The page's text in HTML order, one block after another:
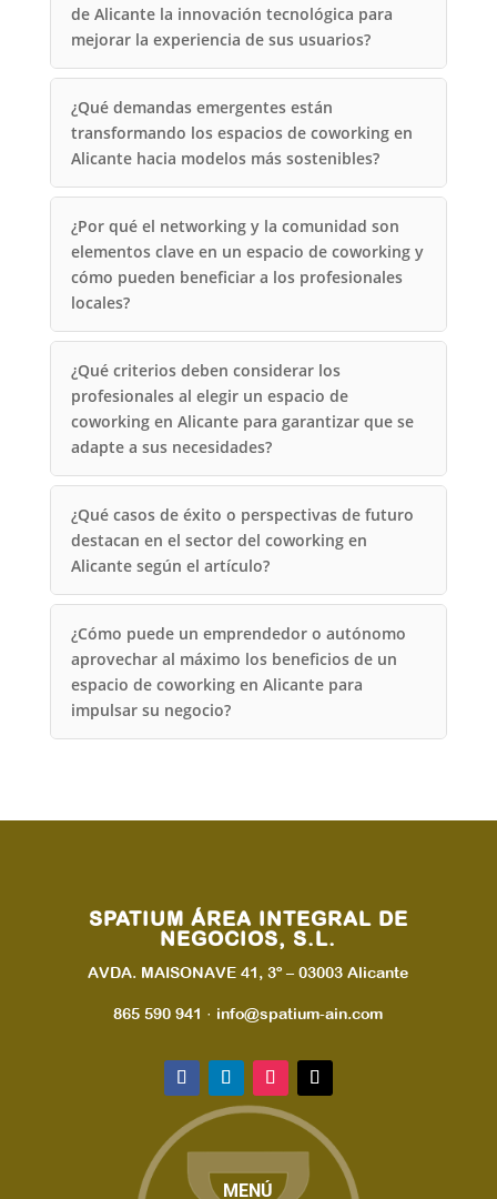
de Alicante la innovación tecnológica para
mejorar la experiencia de sus usuarios?
¿Qué demandas emergentes están
transformando los espacios de coworking en
Alicante hacia modelos más sostenibles?
¿Por qué el networking y la comunidad son
elementos clave en un espacio de coworking y
cómo pueden beneficiar a los profesionales
locales?
¿Qué criterios deben considerar los
profesionales al elegir un espacio de
coworking en Alicante para garantizar que se
adapte a sus necesidades?
¿Qué casos de éxito o perspectivas de futuro
destacan en el sector del coworking en
Alicante según el artículo?
¿Cómo puede un emprendedor o autónomo
aprovechar al máximo los beneficios de un
espacio de coworking en Alicante para
impulsar su negocio?
SPATIUM ÁREA INTEGRAL DE
NEGOCIOS, S.L.
AVDA. MAISONAVE 41, 3º – 03003 Alicante
865 590 941 · info@spatium-ain.com
MENÚ